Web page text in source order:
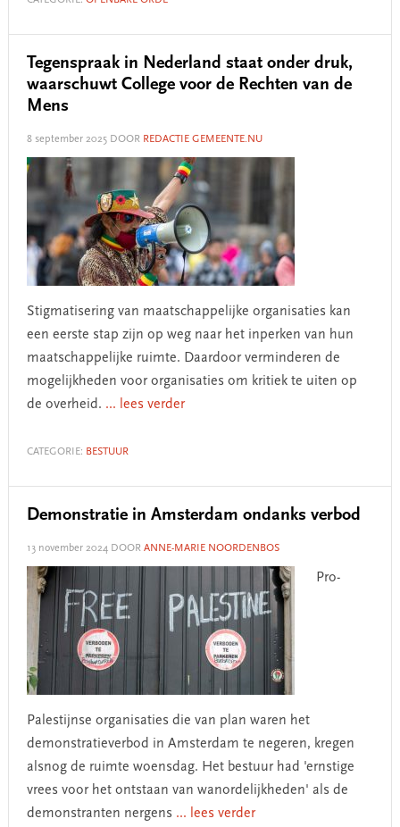
Tegenspraak in Nederland staat onder druk,
waarschuwt College voor de Rechten van de
Mens
8 september 2025DOOR REDACTIE GEMEENTE.NU
Stigmatisering van maatschappelijke organisaties kan
een eerste stap zijn op weg naar het inperken van hun
maatschappelijke ruimte. Daardoor verminderen de
mogelijkheden voor organisaties om kritiek te uiten op
de overheid. ... lees verder
CATEGORIE: BESTUUR
Demonstratie in Amsterdam ondanks verbod
13 november 2024DOOR ANNE-MARIE NOORDENBOS
Pro-
Palestijnse organisaties die van plan waren het
demonstratieverbod in Amsterdam te negeren, kregen
alsnog de ruimte woensdag. Het bestuur had 'ernstige
vrees voor het ontstaan van wanordelijkheden' als de
demonstranten nergens ... lees verder